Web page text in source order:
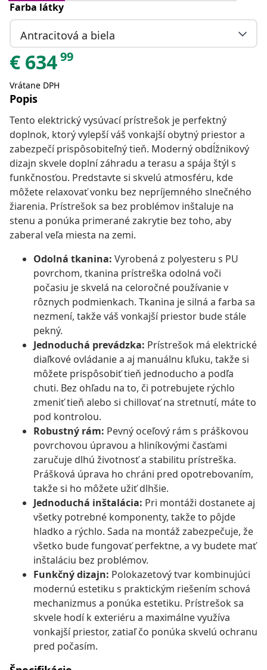
Farba látky
Antracitová a biela
€ 63499
Vrátane DPH
Popis
Tento elektrický vysúvací prístrešok je perfektný
doplnok, ktorý vylepší váš vonkajší obytný priestor a
zabezpečí prispôsobiteľný tieň. Moderný obdĺžnikový
dizajn skvele doplní záhradu a terasu a spája štýl s
funkčnosťou. Predstavte si skvelú atmosféru, kde
môžete relaxovať vonku bez nepríjemného slnečného
žiarenia. Prístrešok sa bez problémov inštaluje na
stenu a ponúka primerané zakrytie bez toho, aby
zaberal veľa miesta na zemi.
Odolná tkanina: Vyrobená z polyesteru s PU
povrchom, tkanina prístreška odolná voči
počasiu je skvelá na celoročné používanie v
rôznych podmienkach. Tkanina je silná a farba sa
nezmení, takže váš vonkajší priestor bude stále
pekný.
Jednoduchá prevádzka: Prístrešok má elektrické
diaľkové ovládanie a aj manuálnu kľuku, takže si
môžete prispôsobiť tieň jednoducho a podľa
chuti. Bez ohľadu na to, či potrebujete rýchlo
zmeniť tieň alebo si chillovať na stretnutí, máte to
pod kontrolou.
Robustný rám: Pevný oceľový rám s práškovou
povrchovou úpravou a hliníkovými časťami
zaručuje dlhú životnosť a stabilitu prístreška.
Prášková úprava ho chráni pred opotrebovaním,
takže si ho môžete užiť dlhšie.
Jednoduchá inštalácia: Pri montáži dostanete aj
všetky potrebné komponenty, takže to pôjde
hladko a rýchlo. Sada na montáž zabezpečuje, že
všetko bude fungovať perfektne, a vy budete mať
inštaláciu bez problémov.
Funkčný dizajn: Polokazetový tvar kombinujúci
modernú estetiku s praktickým riešením schová
mechanizmus a ponúka estetiku. Prístrešok sa
skvele hodí k exteriéru a maximálne využíva
vonkajší priestor, zatiaľ čo ponúka skvelú ochranu
pred počasím.